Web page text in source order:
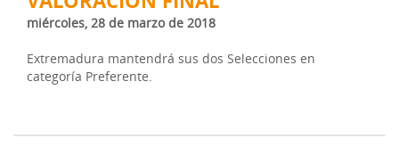
miércoles, 28 de marzo de 2018
Extremadura mantendrá sus dos Selecciones en
categoría Preferente.